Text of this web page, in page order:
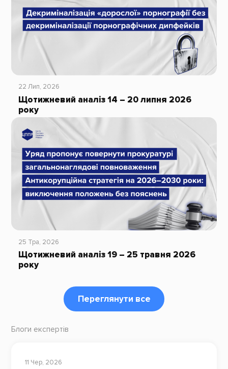
22 Лип, 2026
Щотижневий аналіз 14 – 20 липня 2026
року
25 Тра, 2026
Щотижневий аналіз 19 – 25 травня 2026
року
Переглянути все
Блоги експертів
11 Чер, 2026